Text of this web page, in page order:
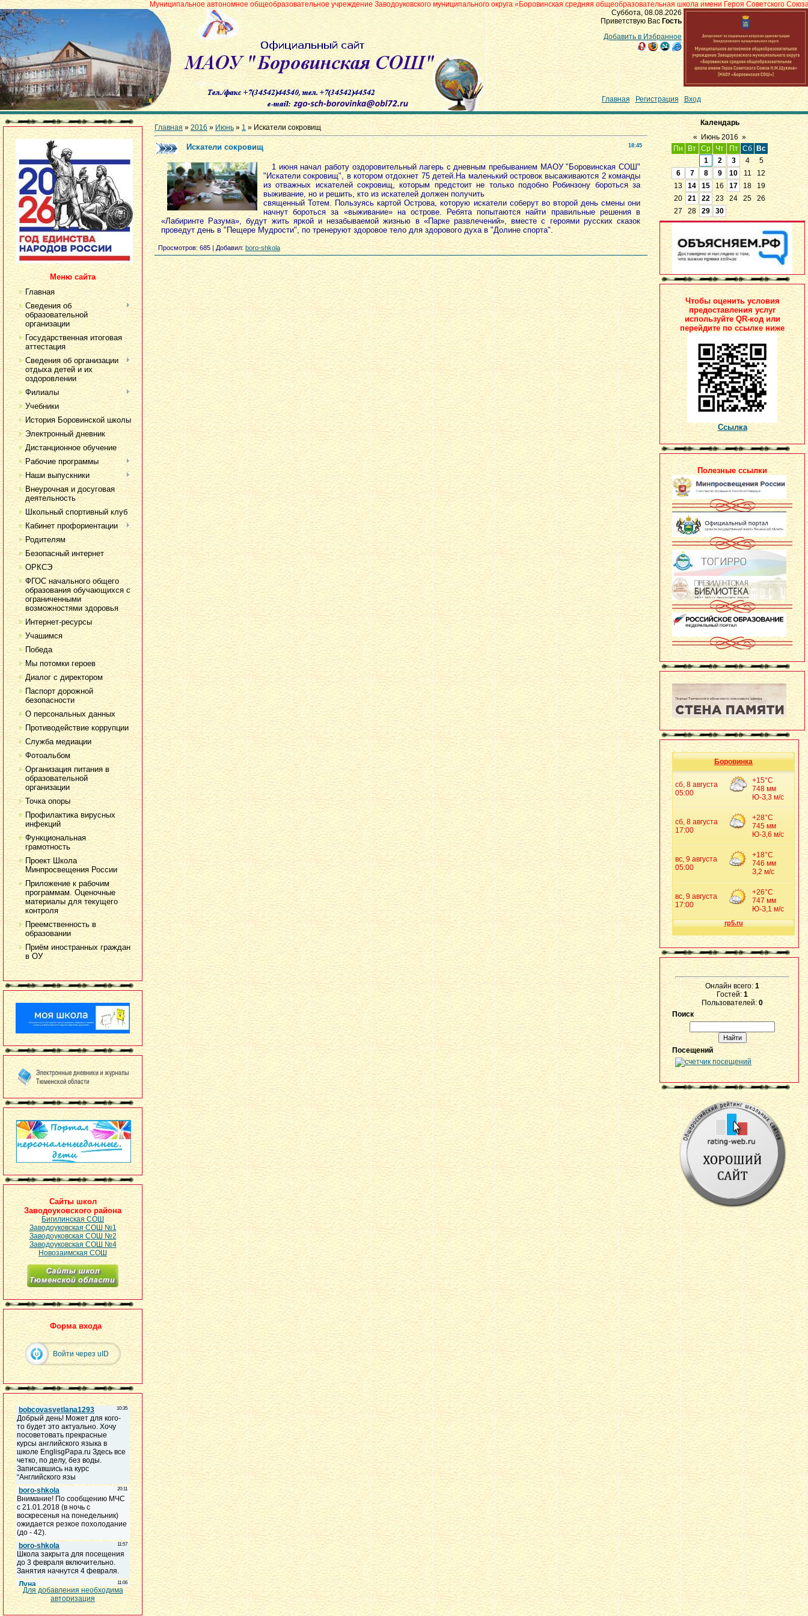
Муниципальное автономное общеобразовательное учреждение Заводоуковского муниципального округа «Боровинская средняя общеобразовательная школа имени Героя Советского Союза
Суббота, 08.08.2026
Приветствую Вас Гость
Добавить в Избранное
Главная Регистрация Вход
Меню сайта
Главная
Сведения об
образовательной
организации
Государственная итоговая
аттестация
Сведения об организации
отдыха детей и их
оздоровлении
Филиалы
Учебники
История Боровинской школы
Электронный дневник
Дистанционное обучение
Рабочие программы
Наши выпускники
Внеурочная и досуговая
деятельность
Школьный спортивный клуб
Кабинет профориентации
Родителям
Безопасный интернет
ОРКСЭ
ФГОС начального общего
образования обучающихся с
ограниченными
возможностями здоровья
Интернет-ресурсы
Учашимся
Победа
Мы потомки героев
Диалог с директором
Паспорт дорожной
безопасности
О персональных данных
Противодействие коррупции
Служба медиации
Фотоальбом
Организация питания в
образовательной
организации
Точка опоры
Профилактика вирусных
инфекций
Функциональная
грамотность
Проект Школа
Минпросвещения России
Приложение к рабочим
программам. Оценочные
материалы для текущего
контроля
Преемственность в
образовании
Приём иностранных граждан
в ОУ
Сайты школ
Заводоуковского района
Бигилинская СОШ
Заводоуковская СОШ №1
Заводоуковская СОШ №2
Заводоуковская СОШ №4
Новозаимская СОШ
Форма входа
Войти через uID
Для добавления необходима
авторизация
Главная » 2016 » Июнь » 1 » Искатели сокровищ
18:45
Искатели сокровищ
1 июня начал работу оздоровительный лагерь с дневным пребыванием МАОУ "Боровинская СОШ"
"Искатели сокровищ", в котором отдохнет 75 детей.На маленький островок высаживаются 2 команды
из отважных искателей сокровищ, которым предстоит не только подобно Робинзону бороться за
выживание, но и решить, кто из искателей должен получить
священный Тотем. Пользуясь картой Острова, которую искатели соберут во второй день смены они
начнут бороться за «выживание» на острове. Ребята попытаются найти правильные решения в
«Лабиринте Разума», будут жить яркой и незабываемой жизнью в «Парке развлечений», вместе с героями русских сказок
проведут день в "Пещере Мудрости", по тренеруют здоровое тело для здорового духа в "Долине спорта".
Просмотров: 685 | Добавил:boro-shkola
Календарь
« Июнь 2016 »
Пн
Вт Ср Чт Пт Сб
Вс
1
2 3 4
5
6
7 8 9 10 11
12
13
14 15 16 17 18
19
20
21 22 23 24 25
26
27
28 29 30
Чтобы оценить условия
предоставления услуг
используйте QR-код или
перейдите по ссылке ниже
Ссылка
Полезные ссылки
Боровинка
Онлайн всего:1
Гостей: 1
Пользователей: 0
Поиск
Посещений